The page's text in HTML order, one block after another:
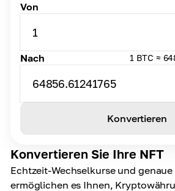
Konvertieren Sie Ihre NFT
Echtzeit-Wechselkurse und
ermöglichen es Ihnen,
Von
1
Nach 1 BTC ≈
64856.61241765
Konvertieren